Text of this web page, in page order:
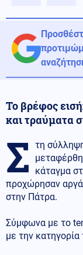
Το βρέφος
και τραύματα
Σ τη
κάταγμα
προχώρησαν αργά
στην Πάτρα.
Σύμφωνα με το
με την